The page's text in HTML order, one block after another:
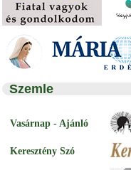
Szemle
Vasárnap - Ajánló
Keresztény Szó